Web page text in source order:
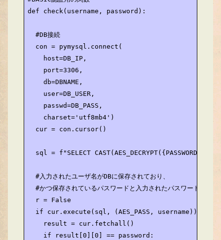
def check(username, password):
  #DB接続
  con = pymysql.connect(
    host=DB_IP,
    port=3306,
    db=DBNAME,
    user=DB_USER,
    passwd=DB_PASS,
    charset='utf8mb4')
  cur = con.cursor()
sql = f"SELECT
  #入力されたユーザ名がDBに保存されており、
#かつ保存されているパスワードと入力されたパスワードが一
  r = False
  if cur.execute(sql, (AES_PASS, username))!=0:
    result = cur.fetchall()
    if result[0][0] == password: